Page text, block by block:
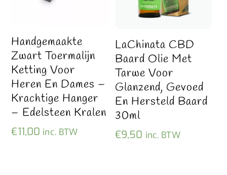
Handgemaakte
Zwart Toermalijn
Ketting Voor
Heren En Dames –
Krachtige Hanger
– Edelsteen Kralen
€11,00 inc. BTW
LaChinata CBD
Baard Olie Met
Tarwe Voor
Glanzend, Gevoed
En Hersteld Baard
30ml
€9,50 inc. BTW